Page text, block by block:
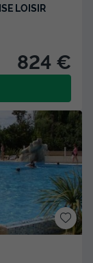
LOISIR
824 €